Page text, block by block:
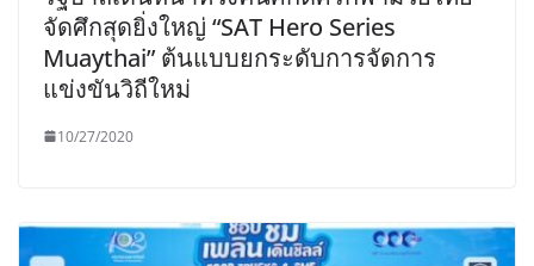
จัดศึกสุดยิ่งใหญ่ “SAT Hero Series
Muaythai” ต้นแบบยกระดับการจัดการ
แข่งขันวิถีใหม่
10/27/2020